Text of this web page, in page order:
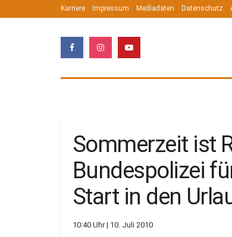
Karriere Impressum Mediadaten Datenschutz
Sommerzeit ist
Bundespolizei
Start in den
10:40 Uhr | 10. Juli 2010